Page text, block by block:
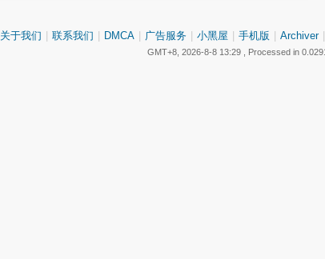
关于我们 联系我们 DMCA 广告服务 小黑屋 手机版 Archiver
GMT+8, 2026-8-8 13:29 , Processed in